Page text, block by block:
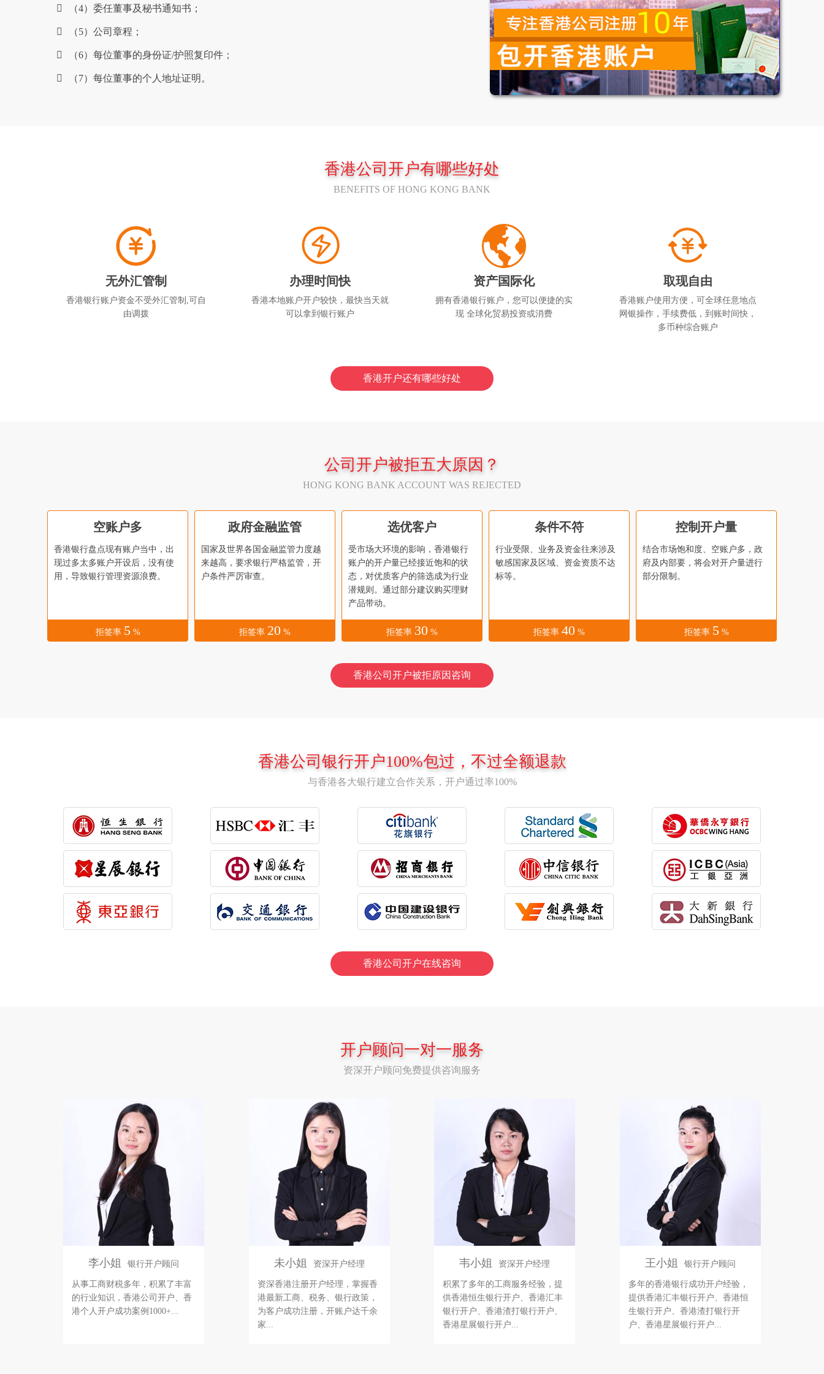
（4）委任董事及秘书通知书；
（5）公司章程；
（6）每位董事的身份证/护照复印件；
（7）每位董事的个人地址证明。
香港公司开户有哪些好处
BENEFITS OF HONG KONG BANK
无外汇管制
香港银行账户资金不受外汇管制,可自
由调拨
办理时间快
香港本地账户开户较快，最快当天就
可以拿到银行账户
资产国际化
拥有香港银行账户，您可以便捷的实
现 全球化贸易投资或消费
取现自由
香港账户使用方便，可全球任意地点
网银操作，手续费低，到账时间快，
多币种综合账户
香港开户还有哪些好处
公司开户被拒五大原因？
HONG KONG BANK ACCOUNT WAS REJECTED
空账户多
香港银行盘点现有账户当中，出
现过多太多账户开设后，没有使
用，导致银行管理资源浪费。
拒签率 5 %
政府金融监管
国家及世界各国金融监管力度越
来越高，要求银行严格监管，开
户条件严厉审查。
拒签率 20 %
选优客户
受市场大环境的影响，香港银行
账户的开户量已经接近饱和的状
态，对优质客户的筛选成为行业
潜规则。通过部分建议购买理财
产品带动。
拒签率 30 %
条件不符
行业受限、业务及资金往来涉及
敏感国家及区域、资金资质不达
标等。
拒签率 40 %
控制开户量
结合市场饱和度、空账户多，政
府及内部要，将会对开户量进行
部分限制。
拒签率 5 %
香港公司开户被拒原因咨询
香港公司银行开户100%包过，不过全额退款
与香港各大银行建立合作关系，开户通过率100%
香港公司开户在线咨询
开户顾问一对一服务
资深开户顾问免费提供咨询服务
李小姐 银行开户顾问
从事工商财税多年，积累了丰富
的行业知识，香港公司开户、香
港个人开户成功案例1000+...
未小姐 资深开户经理
资深香港注册开户经理，掌握香
港最新工商、税务、银行政策，
为客户成功注册，开账户达千余
家...
韦小姐 资深开户经理
积累了多年的工商服务经验，提
供香港恒生银行开户、香港汇丰
银行开户、香港渣打银行开户、
香港星展银行开户...
王小姐 银行开户顾问
多年的香港银行成功开户经验，
提供香港汇丰银行开户、香港恒
生银行开户、香港渣打银行开
户、香港星展银行开户...